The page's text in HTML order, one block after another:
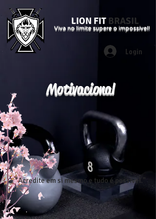
LION FIT BRASIL
Viva no limite supere o impossível!
Login
Motivacional
"Acredite em si mesmo e tudo é possível."